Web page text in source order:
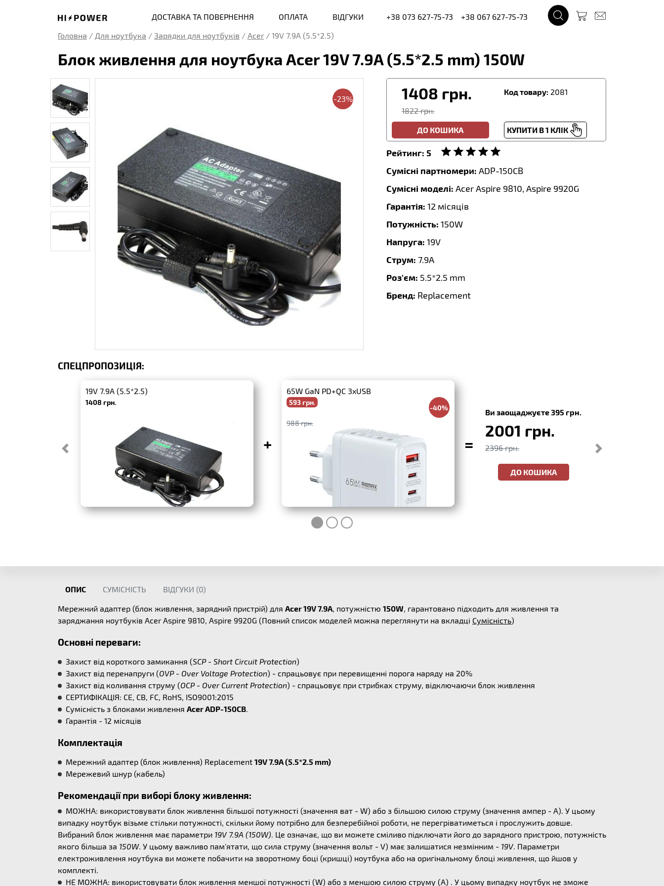
ДОСТАВКА ТА ПОВЕРНЕННЯ ОПЛАТА ВІДГУКИ +38 073 627-75-73
+38 067 627-75-73
Головна / Для ноутбука / Зарядки для ноутбуків / Acer / 19V 7.9A (5.5*2.5)
Блок живлення для ноутбука Acer 19V 7.9A (5.5*2.5 mm) 150W
-23% 1408 грн.
1822 грн.
Код товару: 2081
ДО КОШИКА КУПИТИ В 1 КЛІК
Рейтинг: 5
Сумісні партномери: ADP-150CB
Сумісні моделі: Acer Aspire 9810, Aspire 9920G
Гарантія: 12 місяців
Потужність: 150W
Напруга: 19V
Струм: 7.9A
Роз'єм: 5.5*2.5 mm
Бренд: Replacement
СПЕЦПРОПОЗИЦІЯ:
19V 7.9A (5.5*2.5)
1408 грн.
+
65W GaN PD+QC 3xUSB
593 грн.
-40%
988 грн.
=
Ви заощаджуєте 395 грн.
2001 грн.
2396 грн.
ДО КОШИКА
ОПИС СУМІСНІСТЬ ВІДГУКИ (0)
Мережний адаптер (блок живлення, зарядний пристрій) для Acer 19V 7.9A, потужністю 150W, гарантовано підходить для живлення та
заряджання ноутбуків Acer Aspire 9810, Aspire 9920G (Повний список моделей можна переглянути на вкладці Сумісність)
Основні переваги:
Захист від короткого замикання (SCP - Short Circuit Protection)
Захист від перенапруги (OVP - Over Voltage Protection) - спрацьовує при перевищенні порога наряду на 20%
Захист від коливання струму (OCP - Over Current Protection) - спрацьовує при стрибках струму, відключаючи блок живлення
СЕРТИФІКАЦІЯ: CE, CB, FC, RoHS, ISO9001:2015
Сумісність з блоками живлення Acer ADP-150CB.
Гарантія - 12 місяців
Комплектація
Мережний адаптер (блок живлення) Replacement 19V 7.9A (5.5*2.5 mm)
Мережевий шнур (кабель)
Рекомендації при виборі блоку живлення:
МОЖНА: використовувати блок живлення більшої потужності (значення ват - W) або з більшою силою струму (значення ампер - А). У цьому
випадку ноутбук візьме стільки потужності, скільки йому потрібно для безперебійної роботи, не перегріватиметься і прослужить довше.
Вибраний блок живлення має параметри 19V 7.9A (150W). Це означає, що ви можете сміливо підключати його до зарядного пристрою, потужність
якого більша за 150W. У цьому важливо пам'ятати, що сила струму (значення вольт - V) має залишатися незмінним - 19V. Параметри
електроживлення ноутбука ви можете побачити на зворотному боці (кришці) ноутбука або на оригінальному блоці живлення, що йшов у
комплекті.
НЕ МОЖНА: використовувати блок живлення меншої потужності (W) або з меншою силою струму (А) . У цьому випадку ноутбук не зможе